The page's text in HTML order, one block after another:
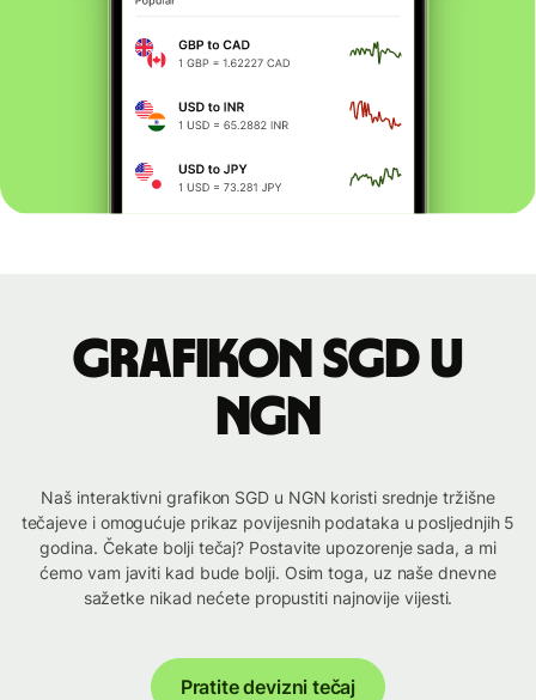
Grafikon SGD u
NGN
Naš interaktivni grafikon SGD u NGN koristi srednje tržišne
tečajeve i omogućuje prikaz povijesnih podataka u posljednjih 5
godina. Čekate bolji tečaj? Postavite upozorenje sada, a mi
ćemo vam javiti kad bude bolji. Osim toga, uz naše dnevne
sažetke nikad nećete propustiti najnovije vijesti.
Pratite devizni tečaj